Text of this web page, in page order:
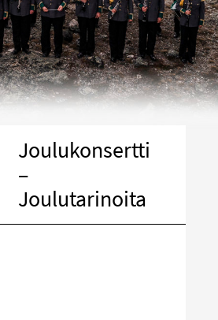
Joulukonsertti
–
Joulutarinoita